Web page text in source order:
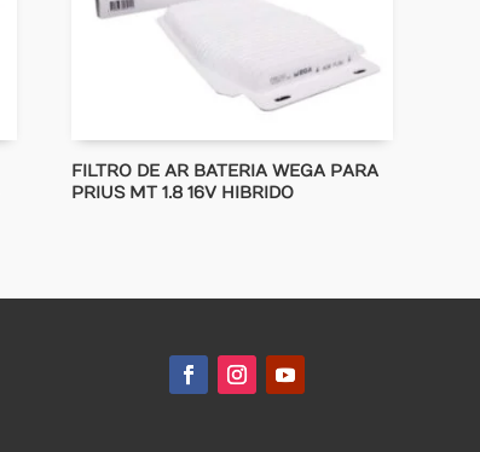
FILTRO DE AR BATERIA WEGA PARA
PRIUS MT 1.8 16V HIBRIDO